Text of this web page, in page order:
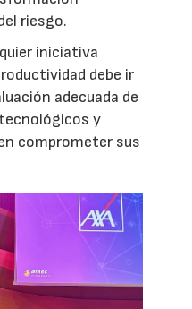
riesgo.
iniciativa
debe ir
adecuada de
y
comprometer sus